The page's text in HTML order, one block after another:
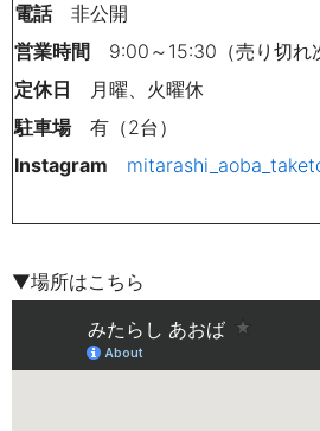
電話非公開
営業時間 9:00～15:30（売り切れ
定休日 月曜、火曜休
駐車場有（2台）
Instagram
▼場所はこちら